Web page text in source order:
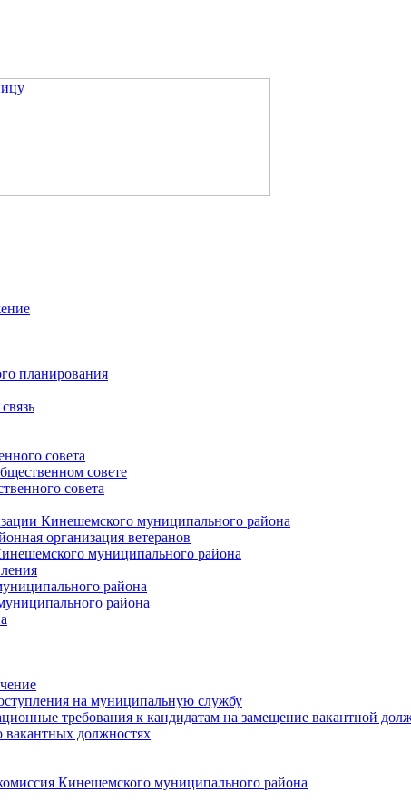
планирования
совета
совете
совета
Кинешемского муниципального района
организация ветеранов
муниципального района
района
района
на муниципальную службу
требования к кандидатам на замещение вакантной
вакантных должностях
Кинешемского муниципального района